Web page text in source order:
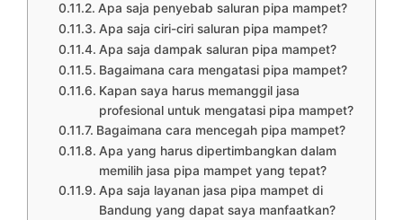
Apa saja penyebab saluran pipa mampet?
Apa saja ciri-ciri saluran pipa mampet?
Apa saja dampak saluran pipa mampet?
Bagaimana cara mengatasi pipa mampet?
Kapan saya harus memanggil jasa
profesional untuk mengatasi pipa mampet?
Bagaimana cara mencegah pipa mampet?
Apa yang harus dipertimbangkan dalam
memilih jasa pipa mampet yang tepat?
Apa saja layanan jasa pipa mampet di
Bandung yang dapat saya manfaatkan?